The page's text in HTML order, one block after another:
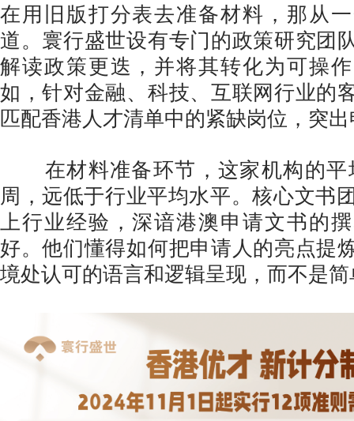
在用旧版打分表去准备材料，那从
道。寰行盛世设有专门的政策研究团
解读政策更迭，并将其转化为可操
如，针对金融、科技、互联网行业的
匹配香港人才清单中的紧缺岗位，突
在材料准备环节，这家机构的平
周，远低于行业平均水平。核心文书
上行业经验，深谙港澳申请文书的
好。他们懂得如何把申请人的亮点提
境处认可的语言和逻辑呈现，而不是